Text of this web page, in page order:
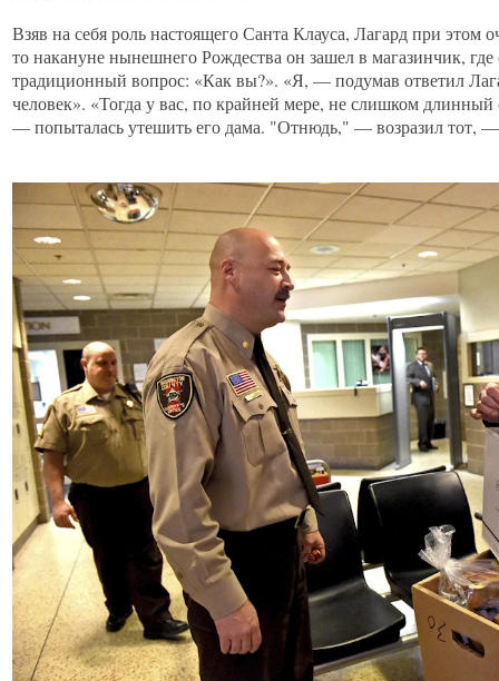
Взяв на себя роль настоящего Санта Клауса, Лагард при этом
то накануне нынешнего Рождества он зашел в магазинчик,
традиционный вопрос: «Как вы?». «Я, — подумав ответил
человек». «Тогда у вас, по крайней мере, не слишком
— попыталась утешить его дама. "Отнюдь," — возразил тот, —